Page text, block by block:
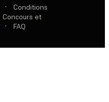
·
Conditions
Concours et
· FAQ